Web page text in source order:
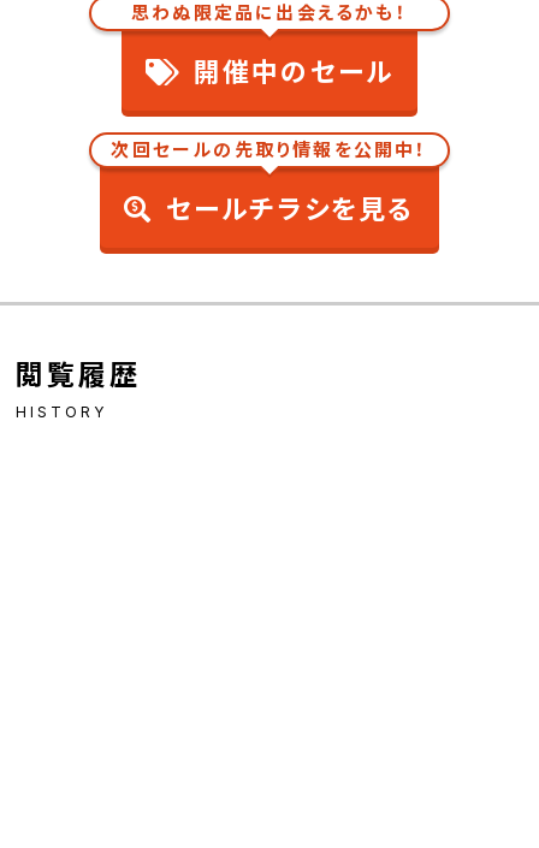
思わぬ限定品に出会えるかも！
開催中のセール
次回セールの先取り情報を公開中！
セールチラシを見る
閲覧履歴
HISTORY